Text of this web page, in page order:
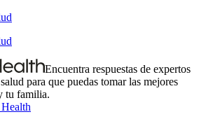
Encuentra respuestas de expertos
para que puedas tomar las mejores
tu familia.